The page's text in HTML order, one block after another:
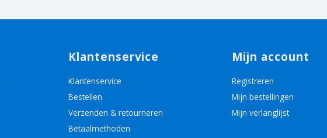
Klantenservice
Klantenservice
Bestellen
Verzenden & retourneren
Betaalmethoden
Mijn account
Registreren
Mijn bestellingen
Mijn verlanglijst